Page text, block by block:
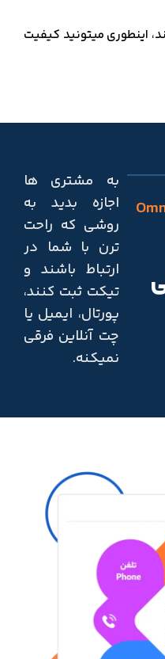
اینطوری میتونید کیفیت
به مشتری ها
اجازه بدید به
روشی که راحت
ترن با شما در
ارتباط باشند و
تیکت ثبت کنند،
پورتال، ایمیل یا
چت آنلاین فرقی
نمیکنه.